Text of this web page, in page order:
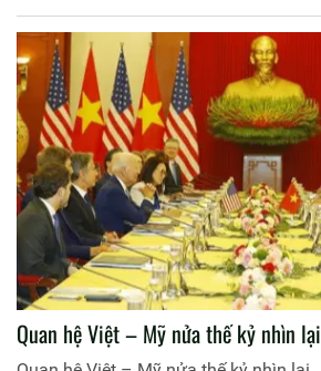
Quan hệ Việt – Mỹ nửa thế kỷ nhìn lại